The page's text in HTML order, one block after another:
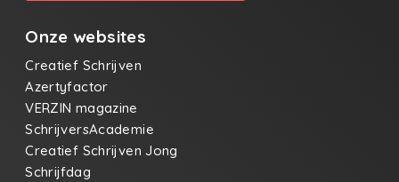
Onze websites
Creatief Schrijven
Azertyfactor
VERZIN magazine
SchrijversAcademie
Creatief Schrijven Jong
Schrijfdag